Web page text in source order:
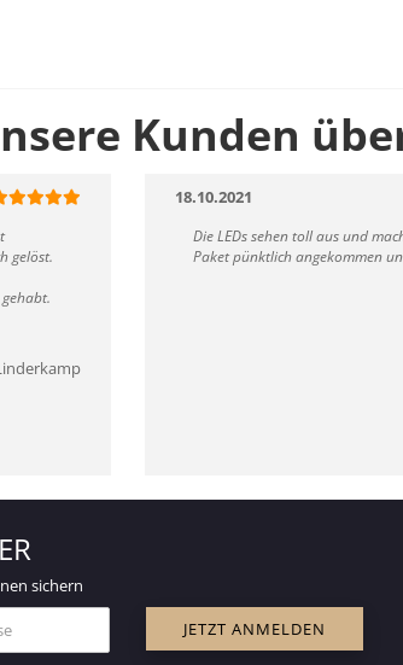
Kunden
gelöst.
18.10.2021
Die LEDs sehen toll aus und
Paket pünktlich angekommen
sichern